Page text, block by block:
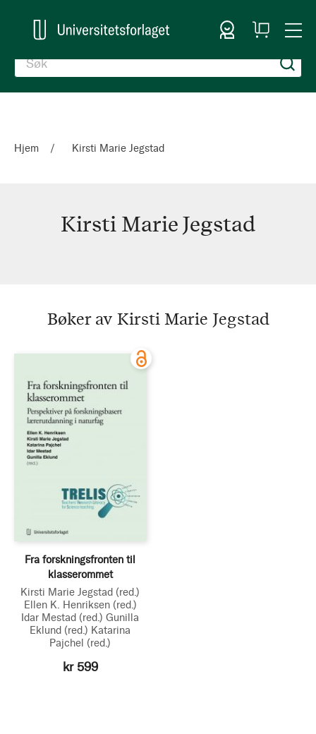
Logg inn
Handlekurv
Hjem Kirsti Marie Jegstad
Kirsti Marie Jegstad
Jegstad
Bøker av Kirsti Marie Jegstad
Fra forskningsfronten til
klasserommet
Kirsti Marie Jegstad (red.)
Ellen K. Henriksen (red.)
Idar Mestad (red.) Gunilla
Eklund (red.) Katarina
Pajchel (red.)
kr 599